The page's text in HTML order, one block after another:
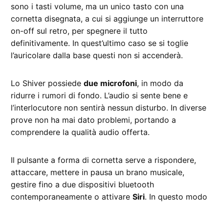
sono i tasti volume, ma un unico tasto con una
cornetta disegnata, a cui si aggiunge un interruttore
on-off sul retro, per spegnere il tutto
definitivamente. In quest’ultimo caso se si toglie
l’auricolare dalla base questi non si accenderà.
Lo Shiver possiededue microfoni, in modo da
ridurre i rumori di fondo. L’audio si sente bene e
l’interlocutore non sentirà nessun disturbo. In diverse
prove non ha mai dato problemi, portando a
comprendere la qualità audio offerta.
Il pulsante a forma di cornetta serve a rispondere,
attaccare, mettere in pausa un brano musicale,
gestire fino a due dispositivi bluetooth
contemporaneamente o attivareSiri. In questo modo